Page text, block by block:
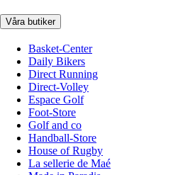
Våra butiker
Basket-Center
Daily Bikers
Direct Running
Direct-Volley
Espace Golf
Foot-Store
Golf and co
Handball-Store
House of Rugby
La sellerie de Maé